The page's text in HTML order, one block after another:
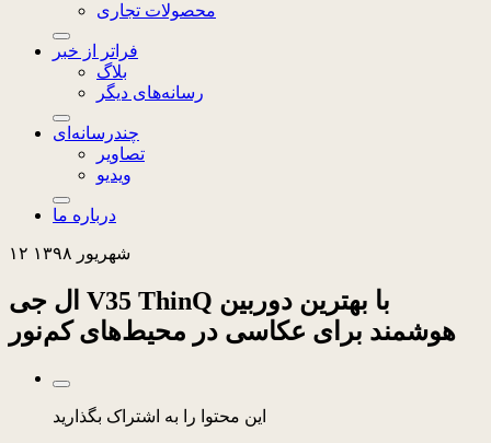
محصولات تجاری
فراتر از خبر
بلاگ
رسانه‌های دیگر
چندرسانه‌ای
تصاویر
ویدیو
درباره ما
۱۲ شهریور ۱۳۹۸
ال‌ جی V35 ThinQ با بهترین دوربین
هوشمند برای عکاسی در محیط‌های کم‌نور
این محتوا را به اشتراک بگذارید